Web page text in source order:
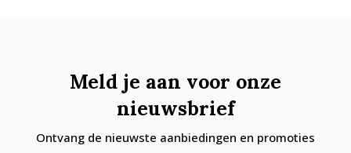
Meld je aan voor onze
nieuwsbrief
Ontvang de nieuwste aanbiedingen en promoties